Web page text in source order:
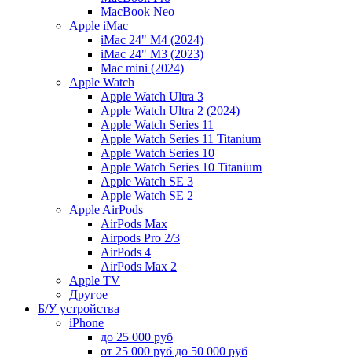
MacBook Neo
Apple iMac
iMac 24" M4 (2024)
iMac 24" M3 (2023)
Mac mini (2024)
Apple Watch
Apple Watch Ultra 3
Apple Watch Ultra 2 (2024)
Apple Watch Series 11
Apple Watch Series 11 Titanium
Apple Watch Series 10
Apple Watch Series 10 Titanium
Apple Watch SE 3
Apple Watch SE 2
Apple AirPods
AirPods Max
Airpods Pro 2/3
AirPods 4
AirPods Max 2
Apple TV
Другое
Б/У устройства
iPhone
до 25 000 руб
от 25 000 руб до 50 000 руб